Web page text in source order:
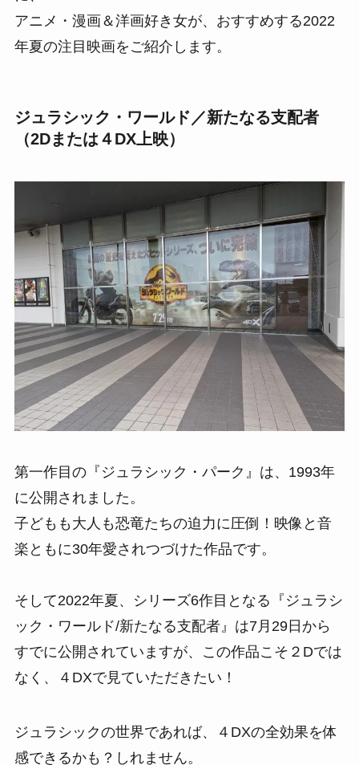
アニメ・漫画＆洋画好き女が、おすすめする2022
年夏の注目映画をご紹介します。
ジュラシック・ワールド／新たなる支配者
（2Dまたは４DX上映）
第一作目の『ジュラシック・パーク』は、1993年
に公開されました。
子どもも大人も恐竜たちの迫力に圧倒！映像と音
楽ともに30年愛されつづけた作品です。
そして2022年夏、シリーズ6作目となる『ジュラシ
ック・ワールド/新たなる支配者』は7月29日から
すでに公開されていますが、この作品こそ２Dでは
なく、４DXで見ていただきたい！
ジュラシックの世界であれば、４DXの全効果を体
感できるかも？しれません。